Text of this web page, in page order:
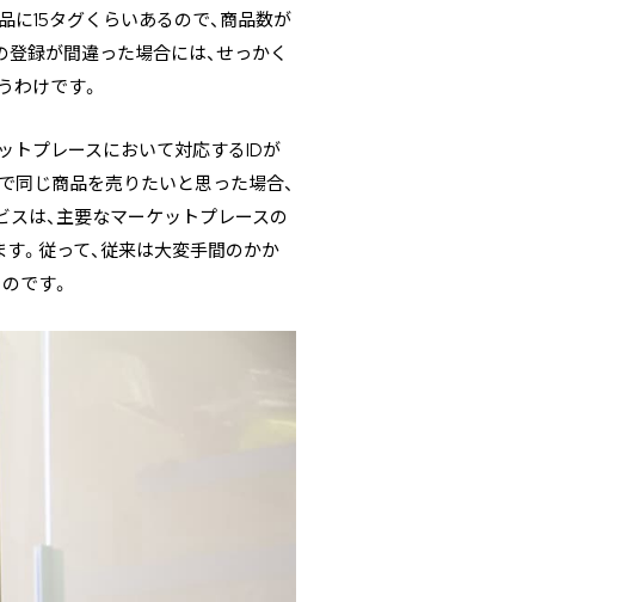
に15タグくらいあるので、商品数が
録が間違った場合には、せっかく
わけです。
トプレースにおいて対応するIDが
同じ商品を売りたいと思った場合、
は、主要なマーケットプレースの
。従って、従来は大変手間のかか
です。